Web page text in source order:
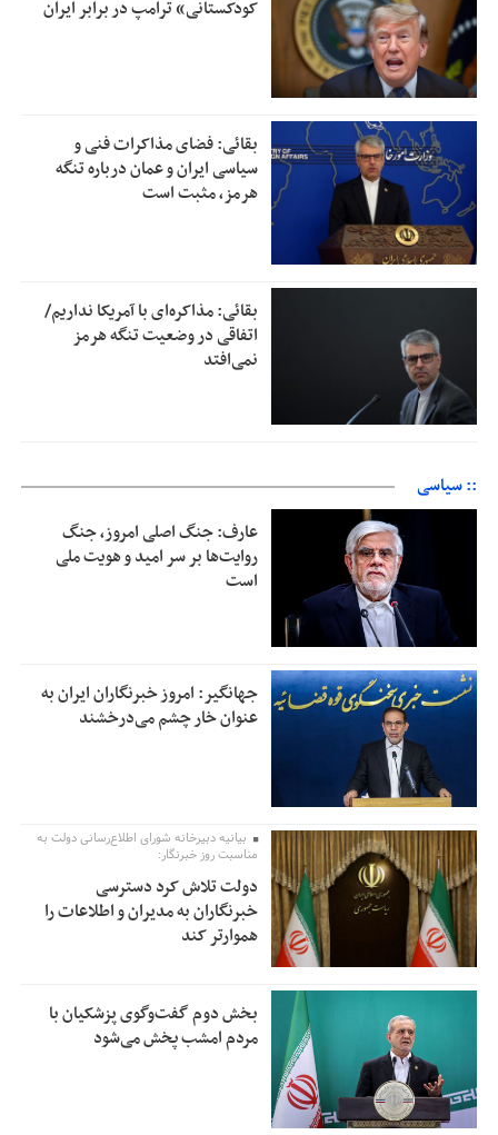
کودکستانی» ترامپ در برابر ایران
بقائی: فضای مذاکرات فنی و
سیاسی ایران و عمان درباره تنگه
هرمز، مثبت است
بقائی: مذاکره‌ای با آمریکا نداریم/
اتفاقی در وضعیت تنگه هرمز
نمی‌افتد
:: سیاسی
عارف: جنگ اصلی امروز، جنگ
روایت‌ها بر سر امید و هویت ملی
است
جهانگیر: امروز خبرنگاران ایران به
عنوان خار چشم می‌درخشند
بیانیه دبیرخانه شورای اطلاع‌رسانی دولت به
مناسبت روز خبرنگار:
دولت تلاش کرد دسترسی
خبرنگاران به مدیران و اطلاعات را
هموارتر کند
بخش دوم گفت‌وگوی پزشکیان با
مردم امشب پخش می‌شود